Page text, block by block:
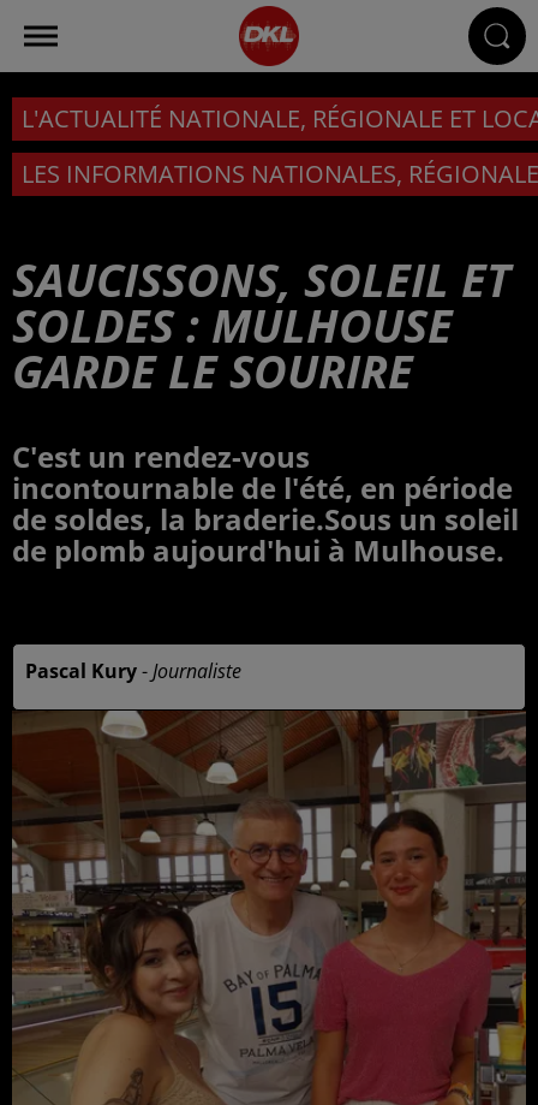
L'ACTUALITÉ NATIONALE, RÉGIONALE ET
LES INFORMATIONS NATIONALES,
SAUCISSONS, SOLEIL ET
SOLDES : MULHOUSE
GARDE LE SOURIRE
C'est un rendez-vous
incontournable de l'été, en période
de soldes, la braderie.Sous un soleil
de plomb aujourd'hui à Mulhouse.
Pascal Kury-Journaliste